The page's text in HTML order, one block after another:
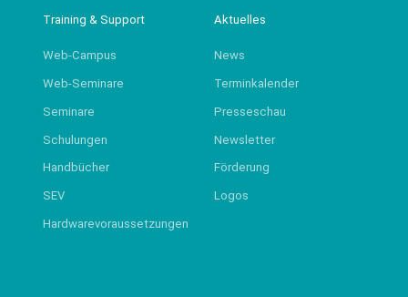
Training & Support
Web-Campus
Web-Seminare
Seminare
Schulungen
Handbücher
SEV
Hardwarevoraussetzungen
Aktuelles
News
Terminkalender
Presseschau
Newsletter
Förderung
Logos